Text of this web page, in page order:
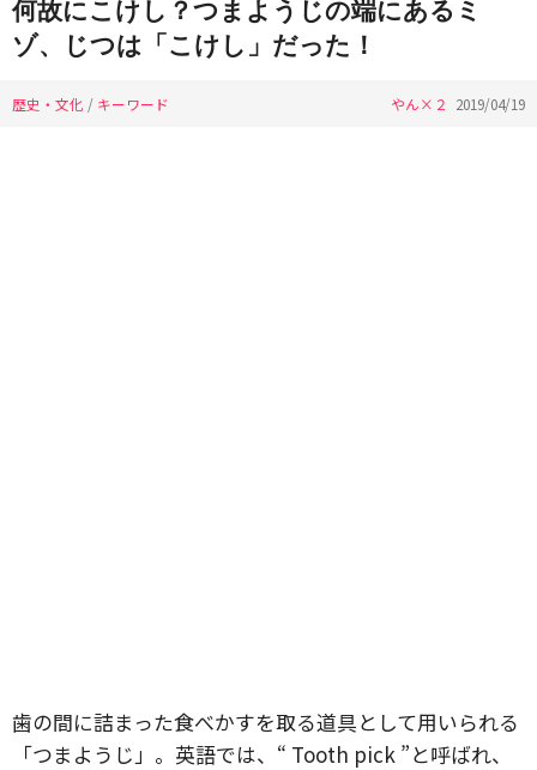
何故にこけし？つまようじの端にあるミ
ゾ、じつは「こけし」だった！
歴史・文化 / キーワード やん×２ 2019/04/19
歯の間に詰まった食べかすを取る道具として用いられる
「つまようじ」。英語では、“ Tooth pick ”と呼ばれ、